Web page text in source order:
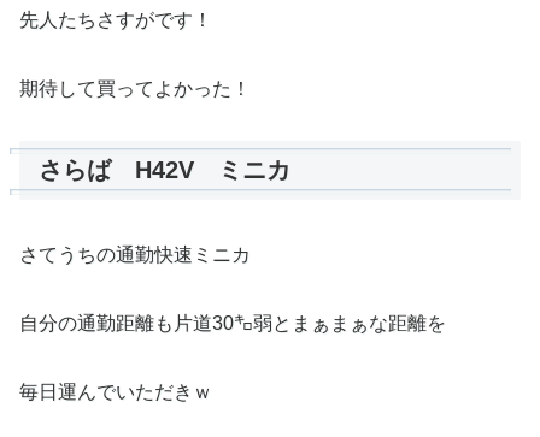
先人たちさすがです！
期待して買ってよかった！
さらば H42V ミニカ
さてうちの通勤快速ミニカ
自分の通勤距離も片道30㌔弱とまぁまぁな距離を
毎日運んでいただきｗ